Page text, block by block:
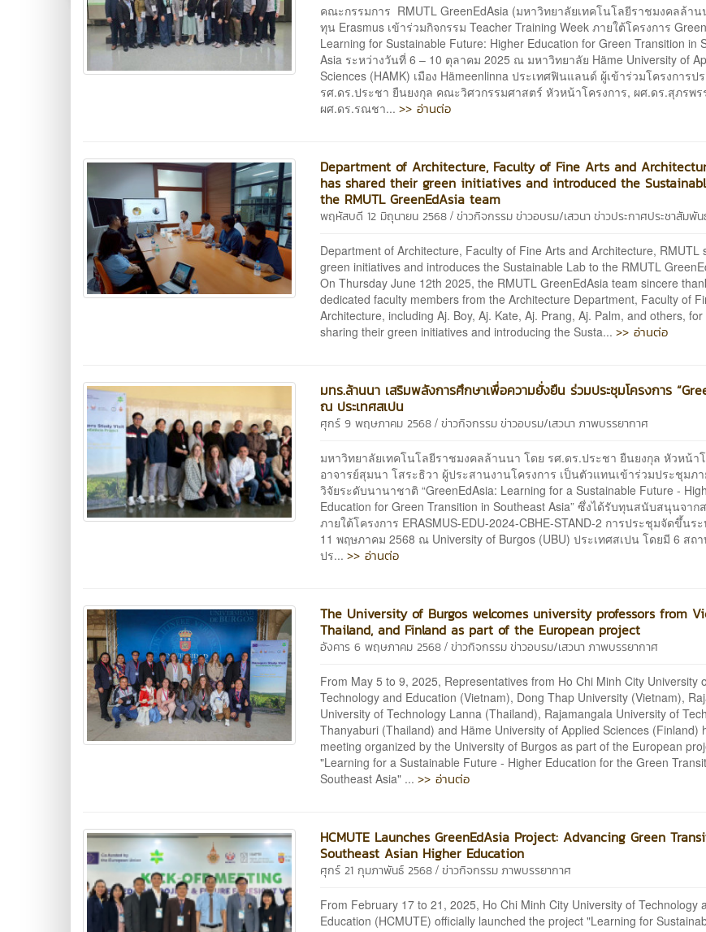
คณะกรรมการ RMUTL GreenEdAsia (มหาวิทยาลัยเทคโนโลยีราชมงคลล้าน
ทุน Erasmus เข้าร่วมกิจกรรม Teacher Training Week ภายใต้โครงการ
Learning for Sustainable Future: Higher Education for Green Transition in
Asia ระหว่างวันที่ 6 – 10 ตุลาคม 2025 ณ มหาวิทยาลัย Häme University of
Sciences (HAMK) เมือง Hämeenlinna ประเทศฟินแลนด์ ผู้เข้าร่วมโครงการป
รศ.ดร.ประชา ยืนยงกุล คณะวิศวกรรมศาสตร์ หัวหน้าโครงการ, ผศ.ดร.สุภรพ
ผศ.ดร.รณชา...>> อ่านต่อ
Department of Architecture, Faculty of Fine Arts and
has shared their green initiatives and introduced the
the RMUTL GreenEdAsia team
พฤหัสบดี 12 มิถุนายน 2568 /ข่าวกิจกรรม ข่าวอบรม/เสวนา ข่าวประกาศประชาสัมพัน
Department of Architecture, Faculty of Fine Arts and Architecture, RMUTL
green initiatives and introduces the Sustainable Lab to the RMUTL
On Thursday June 12th 2025, the RMUTL GreenEdAsia team sincere
dedicated faculty members from the Architecture Department, Faculty of
Architecture, including Aj. Boy, Aj. Kate, Aj. Prang, Aj. Palm, and others,
sharing their green initiatives and introducing the Susta...>> อ่านต่อ
มทร.ล้านนา เสริมพลังการศึกษาเพื่อความยั่งยืน ร่วมประชุมโครงการ
ณ ประเทศสเปน
ศุกร์ 9 พฤษภาคม 2568 /ข่าวกิจกรรม ข่าวอบรม/เสวนา ภาพบรรยากาศ
มหาวิทยาลัยเทคโนโลยีราชมงคลล้านนา โดย รศ.ดร.ประชา ยืนยงกุล หัวหน้า
อาจารย์สุมนา โสระธิวา ผู้ประสานงานโครงการ เป็นตัวแทนเข้าร่วมประชุมภา
วิจัยระดับนานาชาติ “GreenEdAsia: Learning for a Sustainable Future -
Education for Green Transition in Southeast Asia” ซึ่งได้รับทุนสนับสนุนจาก
ภายใต้โครงการ ERASMUS-EDU-2024-CBHE-STAND-2 การประชุมจัดขึ้นร
11 พฤษภาคม 2568 ณ University of Burgos (UBU) ประเทศสเปน โดยมี 6 สถ
ปร...>> อ่านต่อ
The University of Burgos welcomes university professors from
Thailand, and Finland as part of the European project
อังคาร 6 พฤษภาคม 2568 /ข่าวกิจกรรม ข่าวอบรม/เสวนา ภาพบรรยากาศ
From May 5 to 9, 2025, Representatives from Ho Chi Minh City University
Technology and Education (Vietnam), Dong Thap University (Vietnam),
University of Technology Lanna (Thailand), Rajamangala University of
Thanyaburi (Thailand) and Häme University of Applied Sciences (Finland)
meeting organized by the University of Burgos as part of the European
"Learning for a Sustainable Future - Higher Education for the Green
Southeast Asia" ...>> อ่านต่อ
HCMUTE Launches GreenEdAsia Project: Advancing Green
Southeast Asian Higher Education
ศุกร์ 21 กุมภาพันธ์ 2568 /ข่าวกิจกรรม ภาพบรรยากาศ
From February 17 to 21, 2025, Ho Chi Minh City University of Technology
Education (HCMUTE) officially launched the project "Learning for